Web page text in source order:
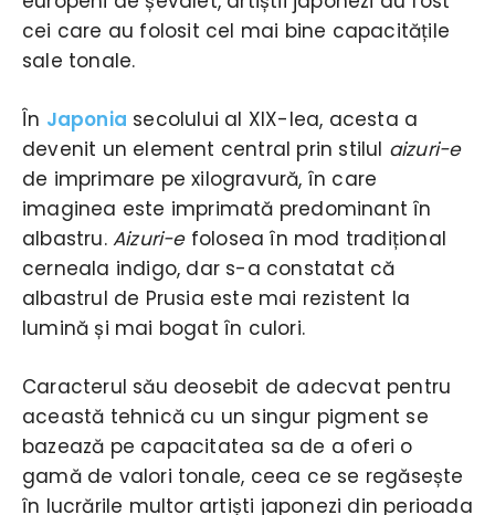
cei care au folosit cel mai bine capacitățile
sale tonale.
În Japonia secolului al XIX-lea, acesta a
devenit un element central prin stilul aizuri-e
de imprimare pe xilogravură, în care
imaginea este imprimată predominant în
albastru. Aizuri-efolosea în mod tradițional
cerneala indigo, dar s-a constatat că
albastrul de Prusia este mai rezistent la
lumină și mai bogat în culori.
Caracterul său deosebit de adecvat pentru
această tehnică cu un singur pigment se
bazează pe capacitatea sa de a oferi o
gamă de valori tonale, ceea ce se regăsește
în lucrările multor artiști japonezi din perioada